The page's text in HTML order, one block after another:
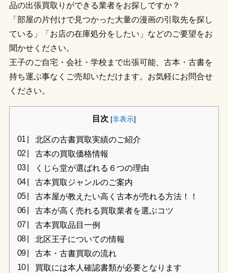
品の出張買取りができる業者をお探しですか？
「部屋の片付けで見つかった大量の漫画の引取先を探し
ている」「お店の在庫処分をしたい」などのご要望をお
聞かせください。
王子のご自宅・会社・学校まで出張可能、古本・古書を
持ち運ぶ事なくご売却いただけます。お気軽にお問合せ
ください。
目次 [非表示]
北区の古書買取実績のご紹介
古本の買取価格情報
くじら堂が選ばれる６つの理由
古本買取ジャンルのご案内
古本屋が教えたい高く古本が売れる方法！！
古本が高く売れる買取業者を選ぶコツ
古本買取品目一例
北区王子についての情報
古本・古書買取の流れ
買取には本人確認書類が必要となります